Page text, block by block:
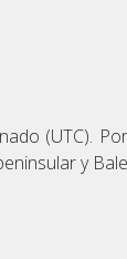
(UTC).
y